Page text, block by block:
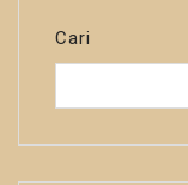
Cari